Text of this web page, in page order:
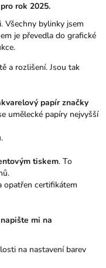
rok 2025.
Všechny bylinky jsem
je převedla do grafické
a rozlišení. Jsou tak
papír značky
umělecké papíry nejvyšší
tiskem. To
opatřen certifikátem
mi na
na nastavení barev